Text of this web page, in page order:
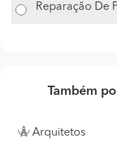
Reparação De
Também
Arquitetos